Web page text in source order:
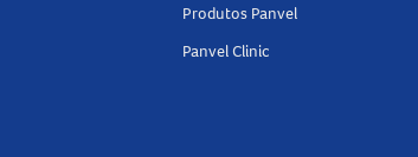
Produtos Panvel
Panvel Clinic